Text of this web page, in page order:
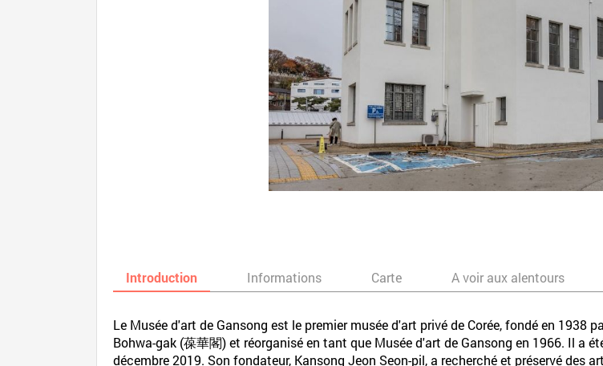
Introduction Informations Carte A voir aux alentours
Le Musée d'art de Gansong est le premier musée d'art privé de Corée, fondé en 1938
Bohwa-gak (葆華閣) et réorganisé en tant que Musée d'art de Gansong en 1966. Il a
décembre 2019. Son fondateur, Kansong Jeon Seon-pil, a recherché et préservé des